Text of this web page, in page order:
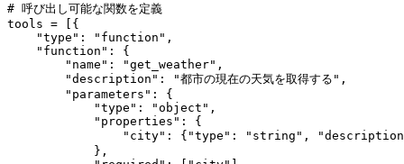
# 呼び出し可能な関数を定義
tools = [{
    "type": "function",
    "function": {
        "name": "get_weather",
        "description": "都市の現在の天気を取得する",
        "parameters": {
            "type": "object",
            "properties": {
"city": {"type": "string",
            },